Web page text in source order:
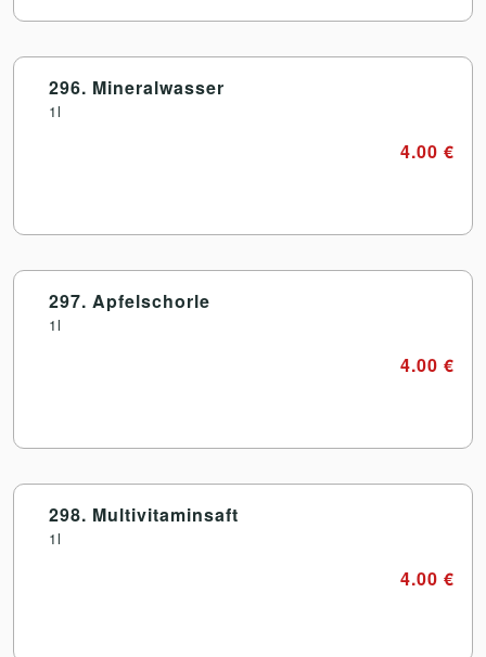
296. Mineralwasser
1l
4.00 €
297. Apfelschorle
1l
4.00 €
298. Multivitaminsaft
1l
4.00 €